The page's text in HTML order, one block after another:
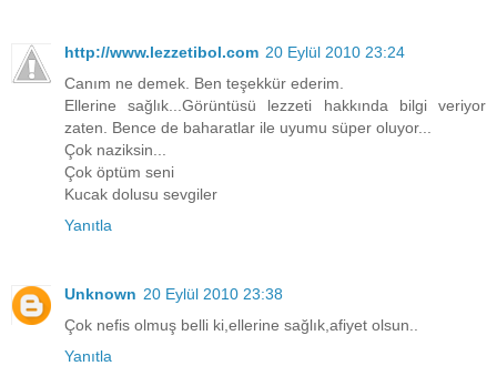
http://www.lezzetibol.com 20 Eylül 2010 23:24
Canım ne demek. Ben teşekkür ederim.
Ellerine sağlık...Görüntüsü lezzeti hakkında bilgi veriyor
zaten. Bence de baharatlar ile uyumu süper oluyor...
Çok naziksin...
Çok öptüm seni
Kucak dolusu sevgiler
Yanıtla
Unknown 20 Eylül 2010 23:38
Çok nefis olmuş belli ki,ellerine sağlık,afiyet olsun..
Yanıtla